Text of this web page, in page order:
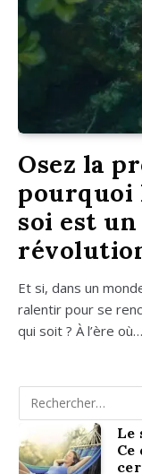
Osez la
pourquoi
soi est
Et si, dans un
ralen­tir pour se
qui soit ? À l’ère où…
Le